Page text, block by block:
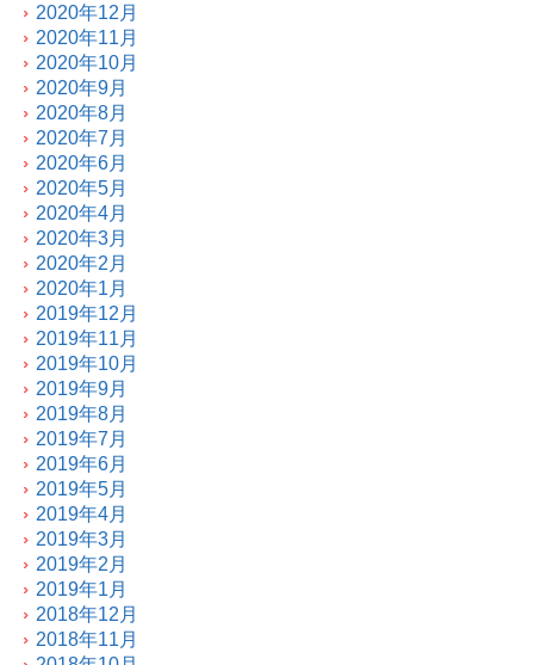
2020年12月
2020年11月
2020年10月
2020年9月
2020年8月
2020年7月
2020年6月
2020年5月
2020年4月
2020年3月
2020年2月
2020年1月
2019年12月
2019年11月
2019年10月
2019年9月
2019年8月
2019年7月
2019年6月
2019年5月
2019年4月
2019年3月
2019年2月
2019年1月
2018年12月
2018年11月